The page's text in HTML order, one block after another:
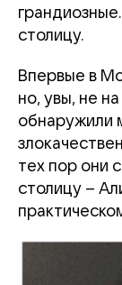
столицу.
Впервые в
но, увы, не
обнаружили
тех пор они
столицу –